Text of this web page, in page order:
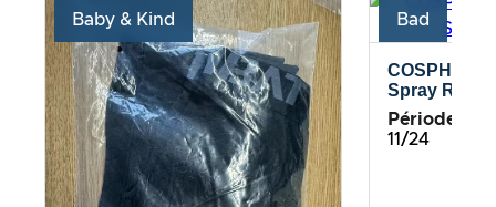
Baby & Kind Bad
COSPHERA
Spray
Période de
11/24